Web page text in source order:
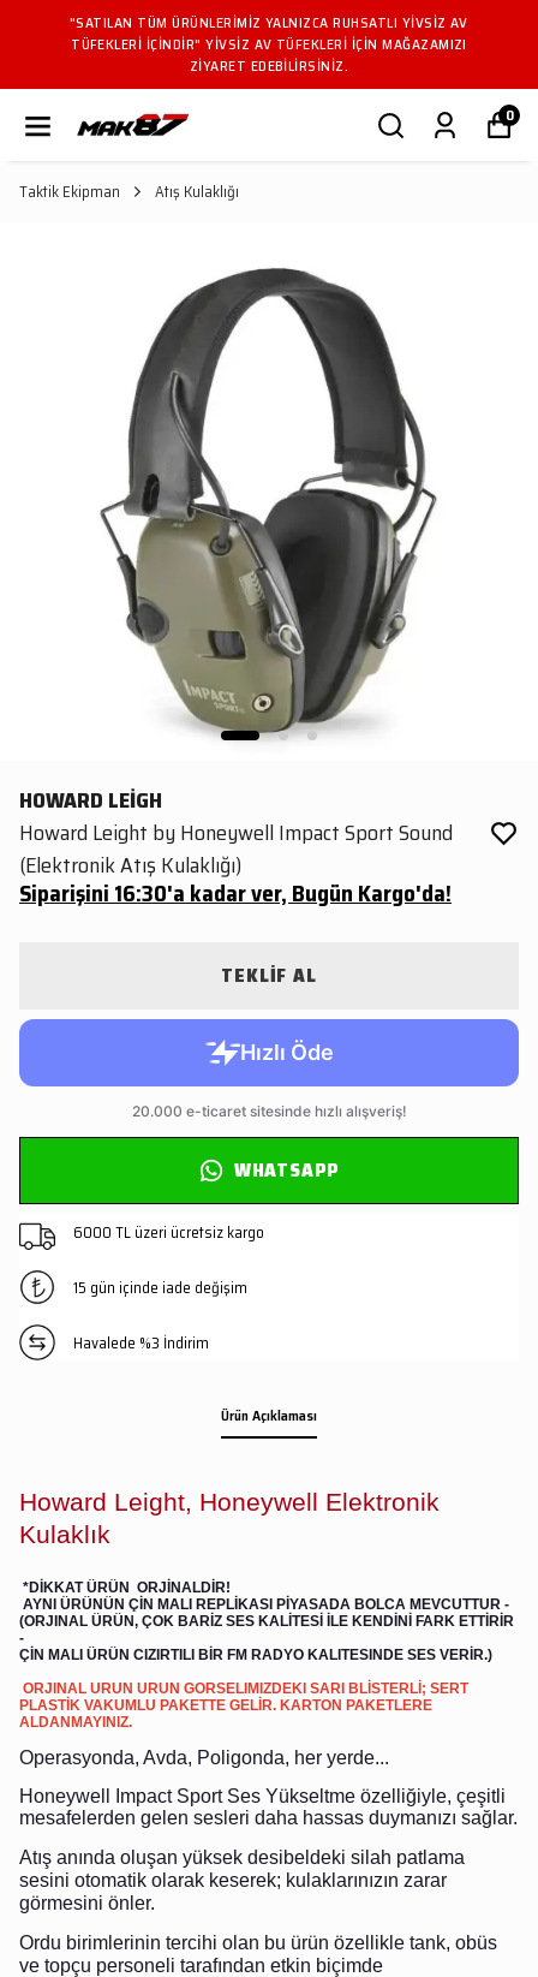
"SATILAN TÜM ÜRÜNLERIMIZ YALNIZCA RUHSATLI YIVSIZ AV
TÜFEKLERI IÇINDIR" YIVSIZ AV TÜFEKLERI IÇIN MAĞAZAMIZI
ZIYARET EDEBILIRSINIZ.
0
Taktik Ekipman Atış Kulaklığı
HOWARD LEİGH
Howard Leight by Honeywell Impact Sport Sound
(Elektronik Atış Kulaklığı)
Siparişini 16:30'a kadar ver, Bugün Kargo'da!
TEKLİF AL
WHATSAPP
6000 TL üzeri ücretsiz kargo
15 gün içinde iade değişim
Havalede %3 İndirim
Ürün Açıklaması
Howard Leight, Honeywell Elektronik
Kulaklık
*DİKKAT ÜRÜN ORJİNALDİR!
AYNI ÜRÜNÜN ÇİN MALI REPLİKASI PİYASADA BOLCA MEVCUTTUR -
(ORJINAL ÜRÜN, ÇOK BARİZ SES KALİTESİ İLE KENDİNİ FARK ETTİRİR
-
ÇİN MALI ÜRÜN CIZIRTILI BİR FM RADYO KALITESINDE SES VERİR.)
ORJINAL URUN URUN GORSELIMIZDEKI SARI BLİSTERLİ; SERT
PLASTİK VAKUMLU PAKETTE GELİR. KARTON PAKETLERE
ALDANMAYINIZ.
Operasyonda, Avda, Poligonda, her yerde...
Honeywell Impact Sport Ses Yükseltme özelliğiyle, çeşitli
mesafelerden gelen sesleri daha hassas duymanızı sağlar.
Atış anında oluşan yüksek desibeldeki silah patlama
sesini otomatik olarak keserek; kulaklarınızın zarar
görmesini önler.
Ordu birimlerinin tercihi olan bu ürün özellikle tank, obüs
ve topçu personeli tarafından etkin biçimde